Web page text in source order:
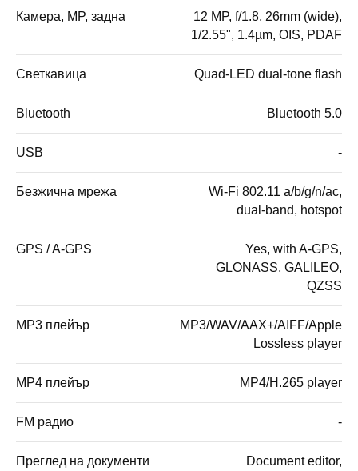
Камера, MP, задна
12 MP, f/1.8, 26mm (wide),
1/2.55", 1.4µm, OIS, PDAF
Светкавица Quad-LED dual-tone flash
Bluetooth Bluetooth 5.0
USB -
Безжична мрежа
Wi-Fi 802.11 a/b/g/n/ac,
dual-band, hotspot
GPS / A-GPS
Yes, with A-GPS,
GLONASS, GALILEO,
QZSS
MP3 плейър
MP3/WAV/AAX+/AIFF/Apple
Lossless player
MP4 плейър MP4/H.265 player
FM радио -
Преглед на документи
Document editor,